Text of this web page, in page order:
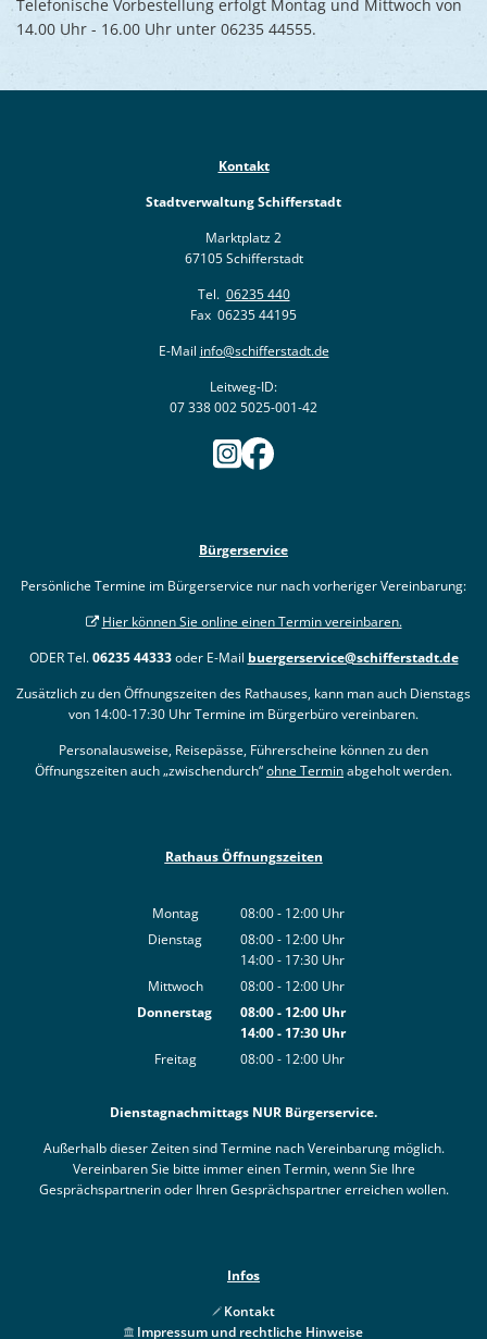
Telefonische Vorbestellung erfolgt Montag und Mittwoch von
14.00 Uhr - 16.00 Uhr unter 06235 44555.
Kontakt
Stadtverwaltung Schifferstadt
Marktplatz 2
67105 Schifferstadt
Tel. 06235 440
Fax 06235 44195
E-Mail info@schifferstadt.de
Leitweg-ID:
07 338 002 5025-001-42
Bürgerservice
Persönliche Termine im Bürgerservice nur nach vorheriger Vereinbarung:
Hier können Sie online einen Termin vereinbaren.
ODER Tel.06235 44333oder E-Mail buergerservice@schifferstadt.de
Zusätzlich zu den Öffnungszeiten des Rathauses, kann man auch Dienstags
von 14:00-17:30 Uhr Termine im Bürgerbüro vereinbaren.
Personalausweise, Reisepässe, Führerscheine können zu den
Öffnungszeiten auch „zwischendurch“ohne Terminabgeholt werden.
Rathaus Öffnungszeiten
Montag 08:00- 12:00 Uhr
Von 08:00 bis 12:00 Uhr
Dienstag 08:00- 12:00 Uhr
Von 08:00 bis 12:00 Uhr
14:00- 17:30 Uhr
Von 14:00 bis 17:30 Uhr
Mittwoch 08:00- 12:00 Uhr
Von 08:00 bis 12:00 Uhr
Donnerstag 08:00- 12:00Uhr
Von 08:00 bis 12:00 Uhr
14:00- 17:30Uhr
Von 14:00 bis 17:30 Uhr
Freitag 08:00- 12:00 Uhr
Dienstagnachmittags NUR Bürgerservice.
Außerhalb dieser Zeiten sind Termine nach Vereinbarung möglich.
Vereinbaren Sie bitte immer einen Termin, wenn Sie Ihre
Gesprächspartnerin oder Ihren Gesprächspartner erreichen wollen.
Infos
Kontakt
Impressum und rechtliche Hinweise